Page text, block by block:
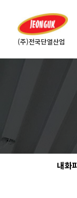
(주)전국단열산업
내화